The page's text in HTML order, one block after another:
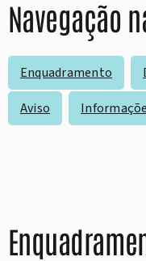
Navegação
Enquadramento
Aviso